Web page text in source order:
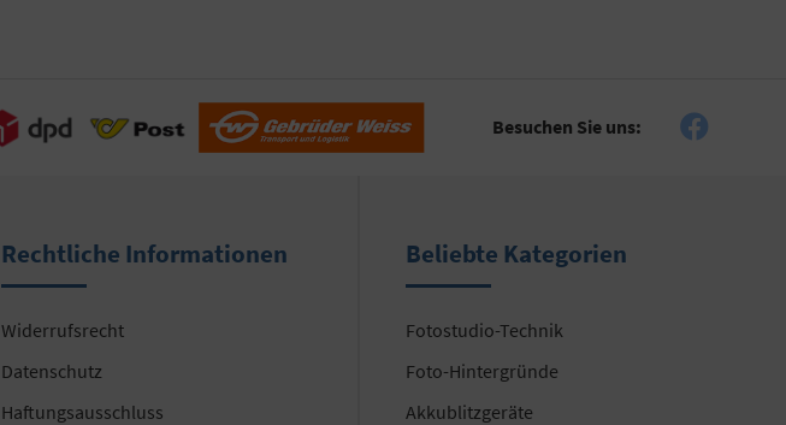
Besuchen Sie uns:
Rechtliche Informationen
Widerrufsrecht
Datenschutz
Haftungsausschluss
Beliebte Kategorien
Fotostudio-Technik
Foto-Hintergründe
Akkublitzgeräte